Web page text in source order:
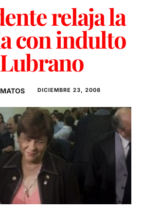
relaja la
con indulto
DICIEMBRE 23, 2008